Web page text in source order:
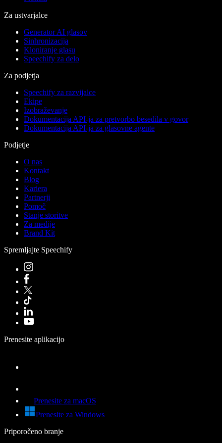
Za ustvarjalce
Generator AI glasov
Sinhronizacija
Kloniranje glasu
Speechify za delo
Za podjetja
Speechify za razvijalce
Ekipe
Izobraževanje
Dokumentacija API-ja za pretvorbo besedila v govor
Dokumentacija API-ja za glasovne agente
Podjetje
O nas
Kontakt
Blog
Kariera
Partnerji
Pomoč
Stanje storitve
Za medije
Brand Kit
Spremljajte Speechify
Prenesite aplikacijo
Prenesite za macOS
Prenesite za Windows
Priporočeno branje